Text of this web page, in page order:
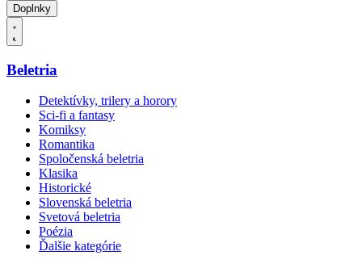
Doplnky
Beletria
Detektívky, trilery a horory
Sci-fi a fantasy
Komiksy
Romantika
Spoločenská beletria
Klasika
Historické
Slovenská beletria
Svetová beletria
Poézia
Ďalšie kategórie